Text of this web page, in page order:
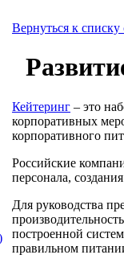
Вернуться к списку
Кейтеринг – это
корпоративных
корпоративного
Российские
персонала,
Для руководства
построенной
правильном